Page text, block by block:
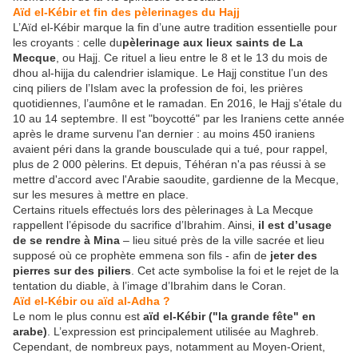
Aïd el-Kébir et fin des pèlerinages du Hajj
L’Aïd el-Kébir marque la fin d’une autre tradition essentielle pour
les croyants : celle dupèlerinage aux lieux saints de La
Mecque , ou Hajj. Ce rituel a lieu entre le 8 et le 13 du mois de
dhou al-hijja du calendrier islamique. Le Hajj constitue l’un des
cinq piliers de l’Islam avec la profession de foi, les prières
quotidiennes, l’aumône et le ramadan. En 2016, le Hajj s'étale du
10 au 14 septembre. Il est "boycotté" par les Iraniens cette année
après le drame survenu l'an dernier : au moins 450 iraniens
avaient péri dans la grande bousculade qui a tué, pour rappel,
plus de 2 000 pèlerins. Et depuis, Téhéran n'a pas réussi à se
mettre d'accord avec l'Arabie saoudite, gardienne de la Mecque,
sur les mesures à mettre en place.
Certains rituels effectués lors des pèlerinages à La Mecque
rappellent l’épisode du sacrifice d’Ibrahim. Ainsi, il est d’usage
de se rendre à Mina – lieu situé près de la ville sacrée et lieu
supposé où ce prophète emmena son fils - afin de jeter des
pierres sur des piliers . Cet acte symbolise la foi et le rejet de la
tentation du diable, à l’image d’Ibrahim dans le Coran.
Aïd el-Kébir ou aïd al-Adha ?
Le nom le plus connu est aïd el-Kébir ("la grande fête" en
arabe) . L’expression est principalement utilisée au Maghreb.
Cependant, de nombreux pays, notamment au Moyen-Orient,